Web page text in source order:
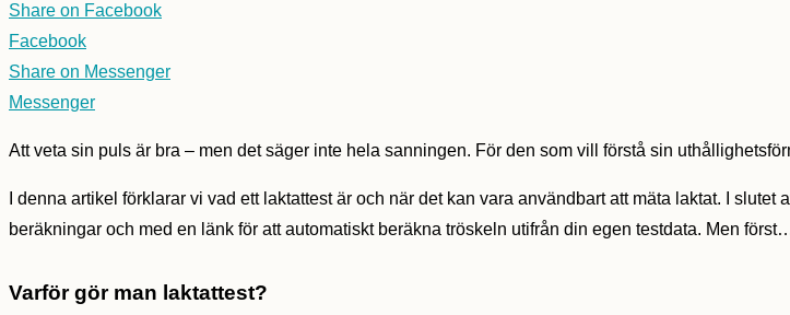
Share on Facebook
Facebook
Share on Messenger
Messenger
Att veta sin puls är bra – men det säger inte hela sanningen. För den som vill förstå sin
I denna artikel förklarar vi vad ett laktattest är och när det kan vara användbart att mäta laktat. I
beräkningar och med en länk för att automatiskt beräkna tröskeln utifrån din egen testdata. Men
Varför gör man laktattest?